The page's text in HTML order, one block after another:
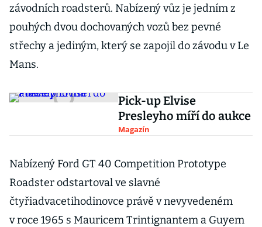
závodních roadsterů. Nabízený vůz je jedním z
pouhých dvou dochovaných vozů bez pevné
střechy a jediným, který se zapojil do závodu v Le
Mans.
Pick-up Elvise
Presleyho míří do aukce
Magazín
Nabízený Ford GT 40 Competition Prototype
Roadster odstartoval ve slavné
čtyřiadvacetihodinovce právě v nevyvedeném
v roce 1965 s Mauricem Trintignantem a Guyem